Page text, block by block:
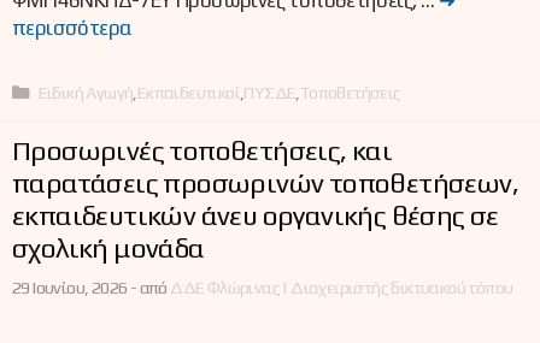
περισσότερα
Κατηγορίες
Ειδική Αγωγή Εκπαιδευτικοί ΠΥΣΔΕ Τοποθετήσεις
Προσωρινές τοποθετήσεις, και
παρατάσεις προσωρινών τοποθετήσεων,
εκπαιδευτικών άνευ οργανικής θέσης σε
σχολική μονάδα
29 Ιουνίου, 2026 -από ΔΔΕ Φλώρινας | Διαχειριστής δικτυακού τόπου